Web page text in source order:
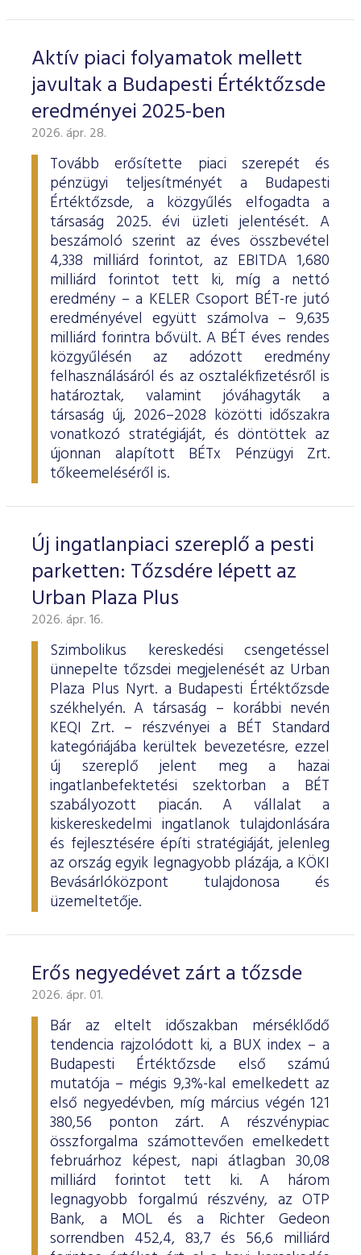
Aktív piaci folyamatok mellett
javultak a Budapesti Értéktőzsde
eredményei 2025-ben
2026. ápr. 28.
Tovább erősítette piaci szerepét és
pénzügyi teljesítményét a Budapesti
Értéktőzsde, a közgyűlés elfogadta a
társaság 2025. évi üzleti jelentését. A
beszámoló szerint az éves összbevétel
4,338 milliárd forintot, az EBITDA 1,680
milliárd forintot tett ki, míg a nettó
eredmény – a KELER Csoport BÉT-re jutó
eredményével együtt számolva – 9,635
milliárd forintra bővült. A BÉT éves rendes
közgyűlésén az adózott eredmény
felhasználásáról és az osztalékfizetésről is
határoztak, valamint jóváhagyták a
társaság új, 2026–2028 közötti időszakra
vonatkozó stratégiáját, és döntöttek az
újonnan alapított BÉTx Pénzügyi Zrt.
tőkeemeléséről is.
Új ingatlanpiaci szereplő a pesti
parketten: Tőzsdére lépett az
Urban Plaza Plus
2026. ápr. 16.
Szimbolikus kereskedési csengetéssel
ünnepelte tőzsdei megjelenését az Urban
Plaza Plus Nyrt. a Budapesti Értéktőzsde
székhelyén. A társaság – korábbi nevén
KEQI Zrt. – részvényei a BÉT Standard
kategóriájába kerültek bevezetésre, ezzel
új szereplő jelent meg a hazai
ingatlanbefektetési szektorban a BÉT
szabályozott piacán. A vállalat a
kiskereskedelmi ingatlanok tulajdonlására
és fejlesztésére építi stratégiáját, jelenleg
az ország egyik legnagyobb plázája, a KÖKI
Bevásárlóközpont tulajdonosa és
üzemeltetője.
Erős negyedévet zárt a tőzsde
2026. ápr. 01.
Bár az eltelt időszakban mérséklődő
tendencia rajzolódott ki, a BUX index – a
Budapesti Értéktőzsde első számú
mutatója – mégis 9,3%-kal emelkedett az
első negyedévben, míg március végén 121
380,56 ponton zárt. A részvénypiac
összforgalma számottevően emelkedett
februárhoz képest, napi átlagban 30,08
milliárd forintot tett ki. A három
legnagyobb forgalmú részvény, az OTP
Bank, a MOL és a Richter Gedeon
sorrendben 452,4, 83,7 és 56,6 milliárd